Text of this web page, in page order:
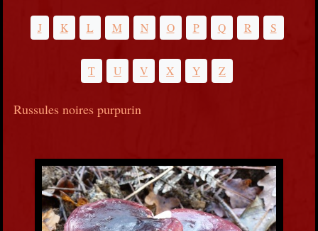
J K L M N O P Q R S
T U V X Y Z
Russules noires purpurin